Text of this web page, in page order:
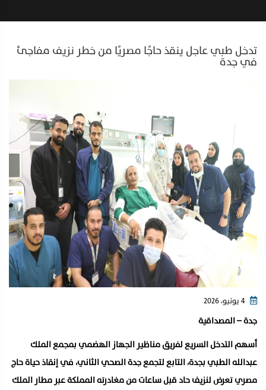
تدخل طبي عاجل ينقذ حاجًا مصريًا من خطر نزيف مفاجئ
في جدة
جدة – المصداقية
أسهم التدخل السريع لفريق مناظير الجهاز الهضمي بمجمع الملك
عبدالله الطبي بجدة، التابع لتجمع جدة الصحي الثاني، في إنقاذ حياة حاج
مصري تعرض لنزيف حاد قبل ساعات من مغادرته المملكة عبر مطار الملك